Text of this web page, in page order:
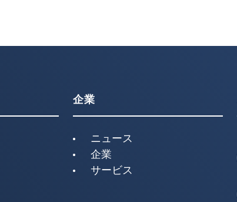
企業
ニュース
企業
サービス